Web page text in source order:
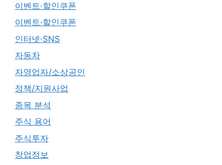
이벤트·할인쿠폰
이벤트·할인쿠폰
인터넷·SNS
자동차
자영업자/소상공인
정책/지원사업
종목 분석
주식 용어
주식투자
창업정보